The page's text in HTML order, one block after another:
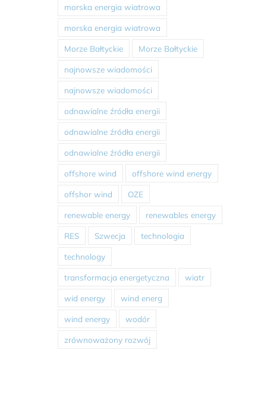
morska energia wiatrowa
morska energia wiatrowa
Morze Bałtyckie Morze Bałtyckie
najnowsze wiadomości
najnowsze wiadomości
odnawialne źródła energii
odnawialne źródła energii
odnawialne źródła energii
offshore wind offshore wind energy
offshor wind OZE
renewable energy renewables energy
RES Szwecja technologia
technology
transformacja energetyczna wiatr
wid energy wind energ
wind energy wodór
zrównoważony rozwój